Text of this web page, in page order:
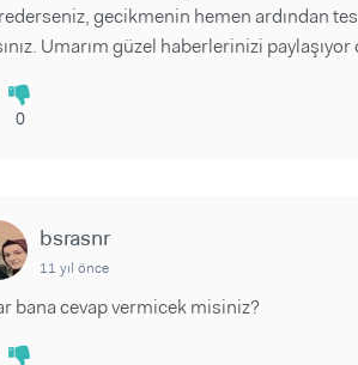
gecikmenin hemen ardından
Umarım güzel haberlerinizi
0
bsrasnr
11 yıl önce
bana cevap vermicek misiniz?